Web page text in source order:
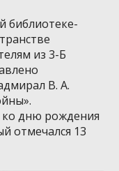
библиотеке-
из 3-Б
В. А.
дню рождения
отмечался 13